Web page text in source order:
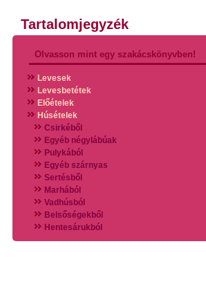
Tartalomjegyzék
Olvasson mint egy szakácskönyvben!
Levesek
Levesbetétek
Előételek
Húsételek
Csirkéből
Egyéb négylábúak
Pulykából
Egyéb szárnyas
Sertésből
Marhából
Vadhúsból
Belsőségekből
Hentesárukból
Vadszárnyasokból